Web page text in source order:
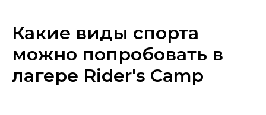
Какие виды спорта
можно попробовать в
лагере Rider's Camp